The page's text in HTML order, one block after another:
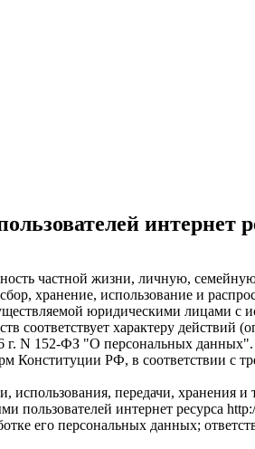
интернет
частной жизни, личную,
хранение, использование и
юридическими лицами с
соответствует характеру
г. N 152-ФЗ "О персональных данных".
РФ, в соответствии с
передачи, хранения и
пользователей интернет ресурса
его персональных данных;